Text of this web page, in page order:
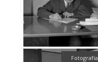
Fotografía